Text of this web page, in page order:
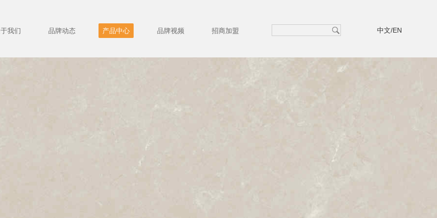
我们 品牌动态 产品中心 品牌视频 招商加盟 中文/EN